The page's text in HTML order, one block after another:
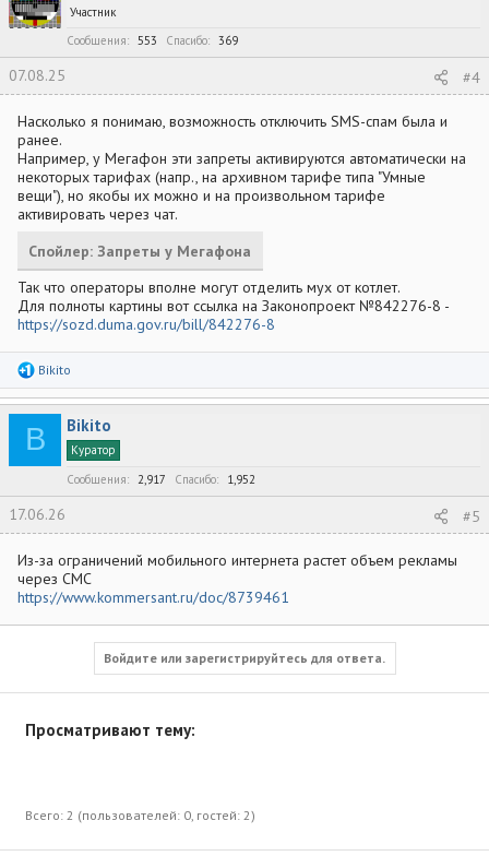
Участник
Сообщения
553 Спасибо 369
07.08.25 #4
Насколько я понимаю, возможность отключить SMS-спам была и
ранее.
Например, у Мегафон эти запреты активируются автоматически на
некоторых тарифах (напр., на архивном тарифе типа "Умные
вещи"), но якобы их можно и на произвольном тарифе
активировать через чат.
Спойлер: Запреты у Мегафона
Так что операторы вполне могут отделить мух от котлет.
Для полноты картины вот ссылка на Законопроект №842276-8 -
https://sozd.duma.gov.ru/bill/842276-8
Р
а
к
ц
и
Bikito
B Bikito
Куратор
Сообщения
2,917 Спасибо 1,952
17.06.26 #5
Из-за ограничений мобильного интернета растет объем рекламы
через СМС
https://www.kommersant.ru/doc/8739461
Войдите или зарегистрируйтесь для ответа.
Просматривают тему:
Всего: 2 (пользователей: 0, гостей: 2)